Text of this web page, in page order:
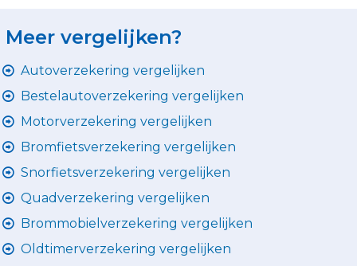
Meer vergelijken?
Autoverzekering vergelijken
Bestelautoverzekering vergelijken
Motorverzekering vergelijken
Bromfietsverzekering vergelijken
Snorfietsverzekering vergelijken
Quadverzekering vergelijken
Brommobielverzekering vergelijken
Oldtimerverzekering vergelijken